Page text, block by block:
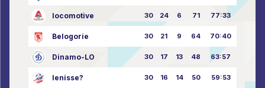
locomotive 30 24 6 71 77:33
Belogorie 30 21 9 64 70:40
Dinamo-LO 30 17 13 48 63:57
Ienisse? 30 16 14 50 59:53